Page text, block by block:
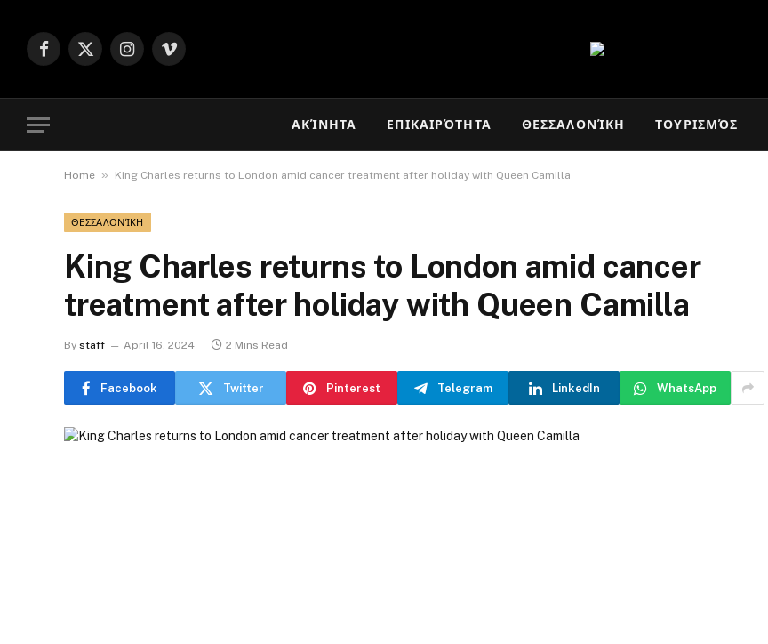
Facebook
X
Instagram
Vimeo
ΑΚΊΝΗΤΑ ΕΠΙΚΑΙΡΌΤΗΤΑ ΘΕΣΣΑΛΟΝΊΚΗ ΤΟΥΡΙΣΜΌΣ
Home » King Charles returns to London amid cancer treatment after holiday with Queen Camilla
ΘΕΣΣΑΛΟΝΊΚΗ
King Charles returns to London amid cancer
treatment after holiday with Queen Camilla
By staff April 16, 2024 2 Mins Read
Facebook Twitter Pinterest Telegram LinkedIn WhatsApp